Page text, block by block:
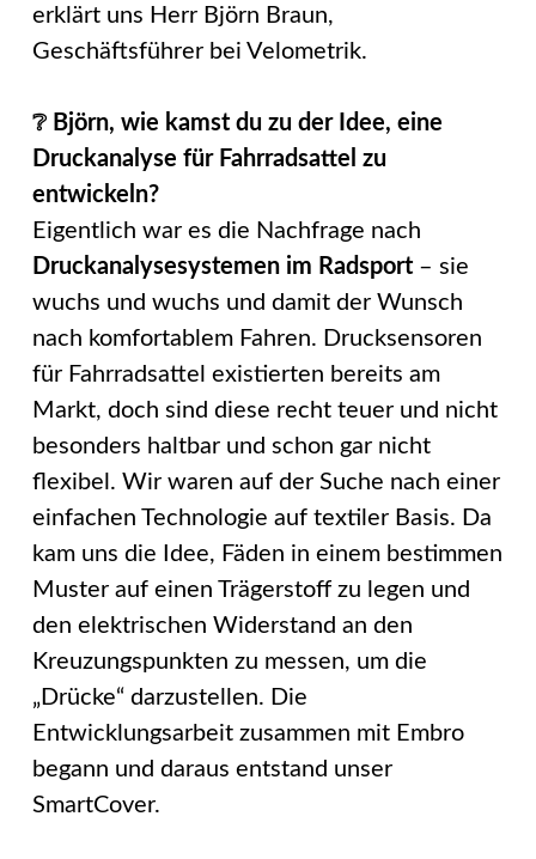
erklärt uns Herr Björn Braun,
Geschäftsführer bei Velometrik.
❔ Björn, wie kamst du zu der Idee, eine
Druckanalyse für Fahrradsattel zu
entwickeln?
Eigentlich war es die Nachfrage nach
Druckanalysesystemen im Radsport– sie
wuchs und wuchs und damit der Wunsch
nach komfortablem Fahren. Drucksensoren
für Fahrradsattel existierten bereits am
Markt, doch sind diese recht teuer und nicht
besonders haltbar und schon gar nicht
flexibel. Wir waren auf der Suche nach einer
einfachen Technologie auf textiler Basis. Da
kam uns die Idee, Fäden in einem bestimmen
Muster auf einen Trägerstoff zu legen und
den elektrischen Widerstand an den
Kreuzungspunkten zu messen, um die
„Drücke“ darzustellen. Die
Entwicklungsarbeit zusammen mit Embro
begann und daraus entstand unser
SmartCover.